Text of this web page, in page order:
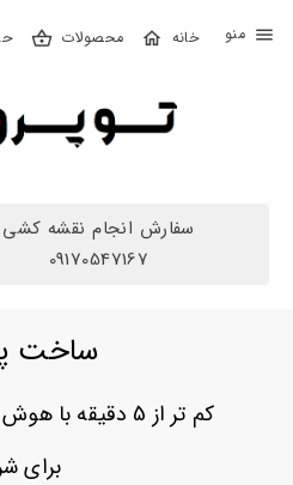
محصولات حساب کاربری
بستن
محصولات
سفارش انجام نقشه کشی
09170547167
ساخت
کم تر از 5 دقیقه با هوش مصنوعی
برای